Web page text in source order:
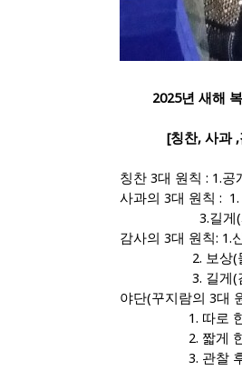
2025년 새해 복
[칭찬, 사과
칭찬 3대 원칙 : 1.공
사과의 3대 원칙 : 1.
3.길게(사과는
감사의 3대 원칙: 1.
2. 보상(물질
3. 길게(감사
야단(꾸지람의 3대
1. 따로 한다.(
2. 짧게 한다.(
3. 관찰 후에 한